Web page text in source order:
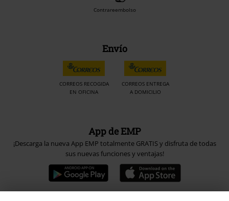
Contrareembolso
Envío
CORREOS RECOGIDA
EN OFICINA
CORREOS ENTREGA
A DOMICILIO
App de EMP
¡Descarga la nueva App EMP totalmente GRATIS y disfruta de todas
sus nuevas funciones y ventajas!